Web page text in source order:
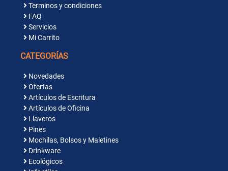
Terminos y condiciones
FAQ
Servicios
Mi Carrito
CATEGORÍAS
Novedades
Ofertas
Artículos de Escritura
Artículos de Oficina
Llaveros
Pines
Mochilas, Bolsos y Maletines
Drinkware
Ecológicos